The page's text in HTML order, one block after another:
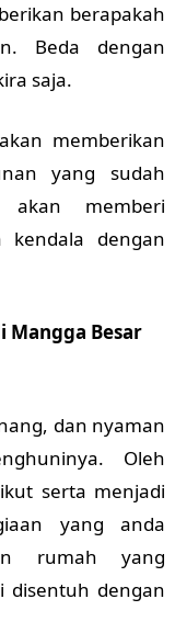
berapakah
Beda dengan
saja.
memberikan
yang sudah
memberi
kendala dengan
Besar
dan nyaman
Oleh
serta menjadi
yang anda
rumah yang
disentuh dengan